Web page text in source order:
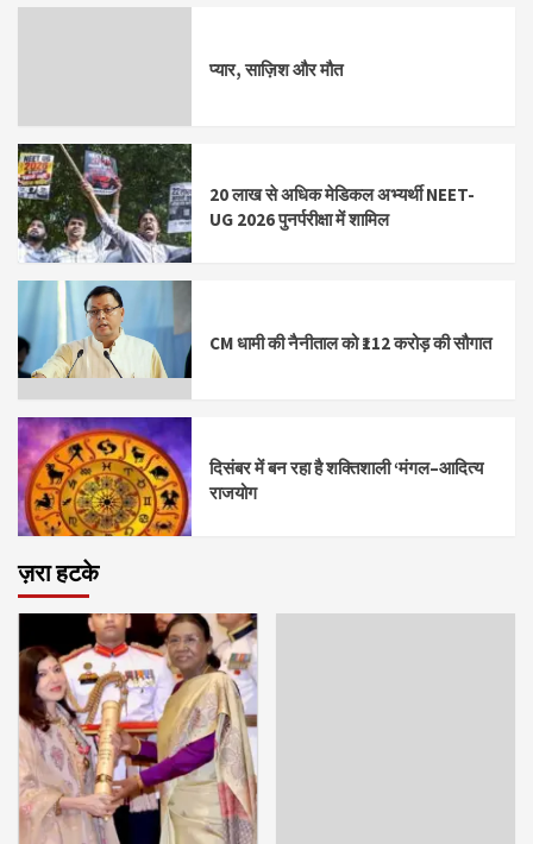
प्यार, साज़िश और मौत
20 लाख से अधिक मेडिकल अभ्यर्थी NEET-
UG 2026 पुनर्परीक्षा में शामिल
CM धामी की नैनीताल को ₹112 करोड़ की सौगात
दिसंबर में बन रहा है शक्तिशाली ‘मंगल–आदित्य
राजयोग
ज़रा हटके